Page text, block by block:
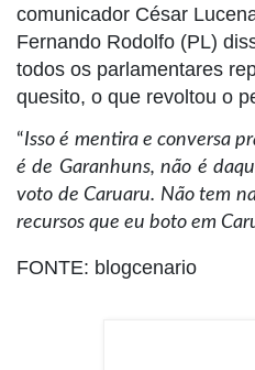
comunicador César
Fernando Rodolfo (PL)
todos os parlamentares
quesito, o que revoltou o
“Isso é mentira e conversa
é de Garanhuns, não é
voto de Caruaru. Não tem
recursos que eu boto em
FONTE: blogcenario